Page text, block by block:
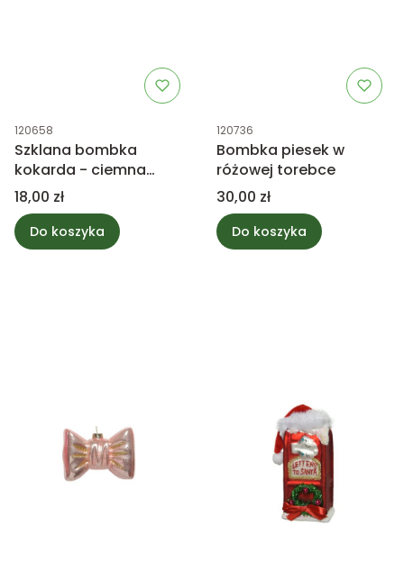
Kod produktu
120658
Szklana bombka
kokarda - ciemna
różowa
Cena
18,00 zł
Do koszyka
Kod produktu
120736
Bombka piesek w
różowej torebce
Cena
30,00 zł
Do koszyka